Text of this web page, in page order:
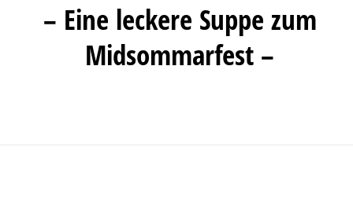
– Eine leckere Suppe zum
Midsommarfest –